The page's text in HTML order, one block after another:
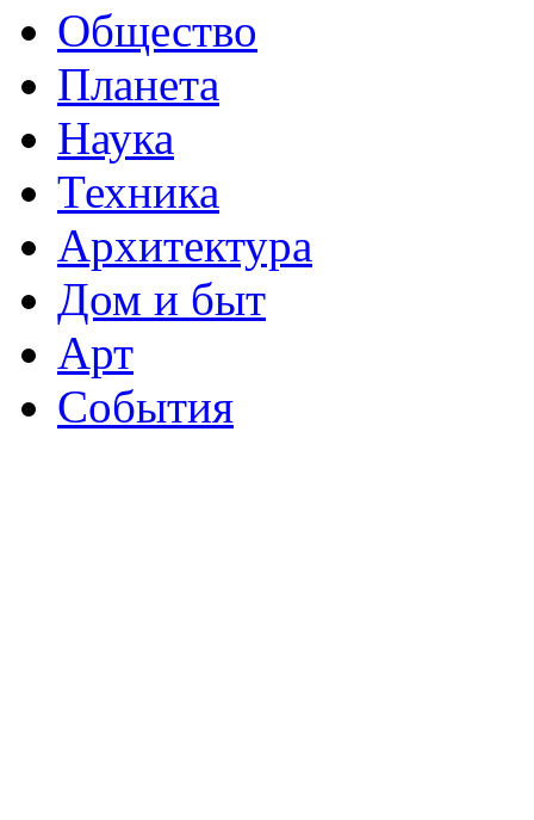
Общество
Планета
Наука
Техника
Архитектура
Дом и быт
Арт
События